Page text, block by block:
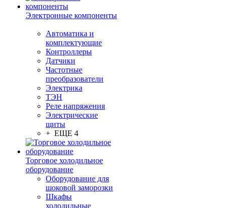
Электронные компоненты
Автоматика и
комплектующие
Контроллеры
Датчики
Частотные
преобразователи
Электрика
ТЭН
Реле напряжения
Электрические
щиты
+ ЕЩЕ 4
Торговое холодильное
оборудование
Оборудование для
шоковой заморозки
Шкафы
холодильные